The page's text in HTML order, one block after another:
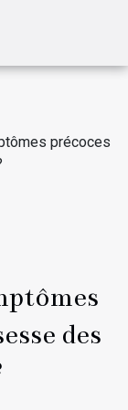
précoces
des